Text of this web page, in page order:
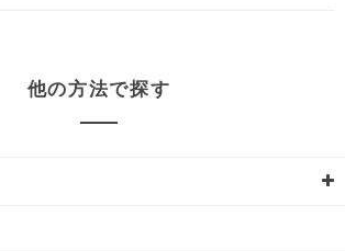
他の方法で探す